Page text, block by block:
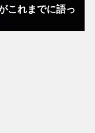
これまでに語っ